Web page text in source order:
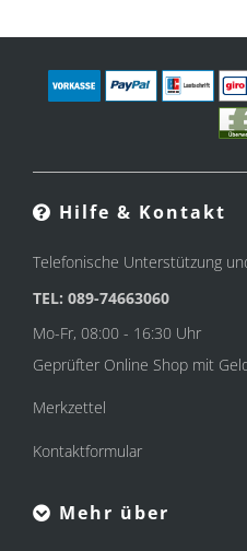
Hilfe & Kontakt
Telefonische Unterstützung
TEL: 089-74663060
Mo-Fr, 08:00 - 16:30 Uhr
Geprüfter Online Shop mit
Merkzettel
Kontaktformular
Mehr über